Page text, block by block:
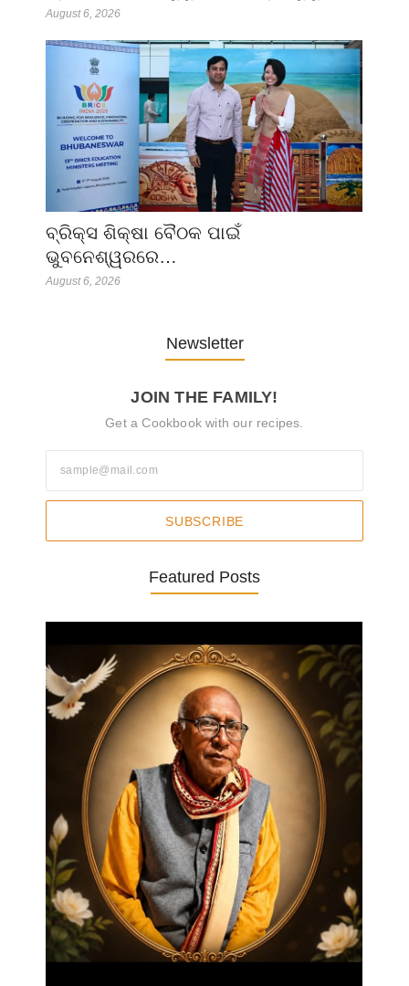
August 6, 2026
ବ୍ରିକ୍ସ ଶିକ୍ଷା ବୈଠକ ପାଇଁ
ଭୁବନେଶ୍ୱରରେ…
August 6, 2026
Newsletter
JOIN THE FAMILY!
Get a Cookbook with our recipes.
SUBSCRIBE
Featured Posts